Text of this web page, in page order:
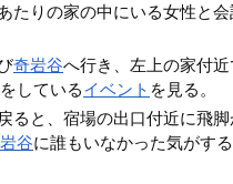
たりの家の中にいる女性と
奇岩谷へ行き、左上の家付
しているイベント を見る。
ると、宿場の出口付近に飛
谷に誰もいなかった気がす